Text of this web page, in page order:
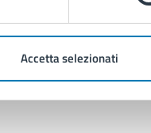
Accetta selezionati